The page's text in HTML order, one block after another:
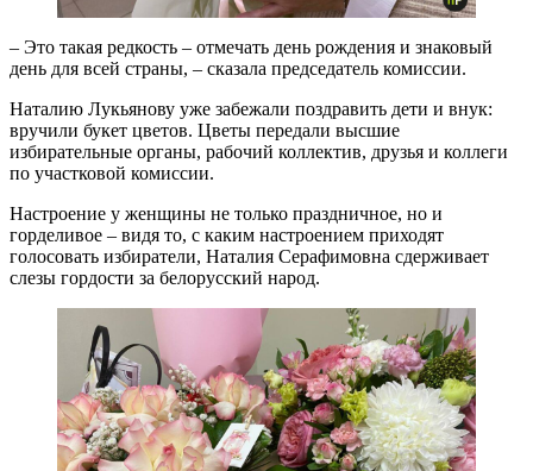
– Это такая редкость – отмечать день рождения и знаковый
день для всей страны, – сказала председатель комиссии.
Наталию Лукьянову уже забежали поздравить дети и внук:
вручили букет цветов. Цветы передали высшие
избирательные органы, рабочий коллектив, друзья и коллеги
по участковой комиссии.
Настроение у женщины не только праздничное, но и
горделивое – видя то, с каким настроением приходят
голосовать избиратели, Наталия Серафимовна сдерживает
слезы гордости за белорусский народ.